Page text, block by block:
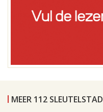
MEER 112 SLEUTELSTAD